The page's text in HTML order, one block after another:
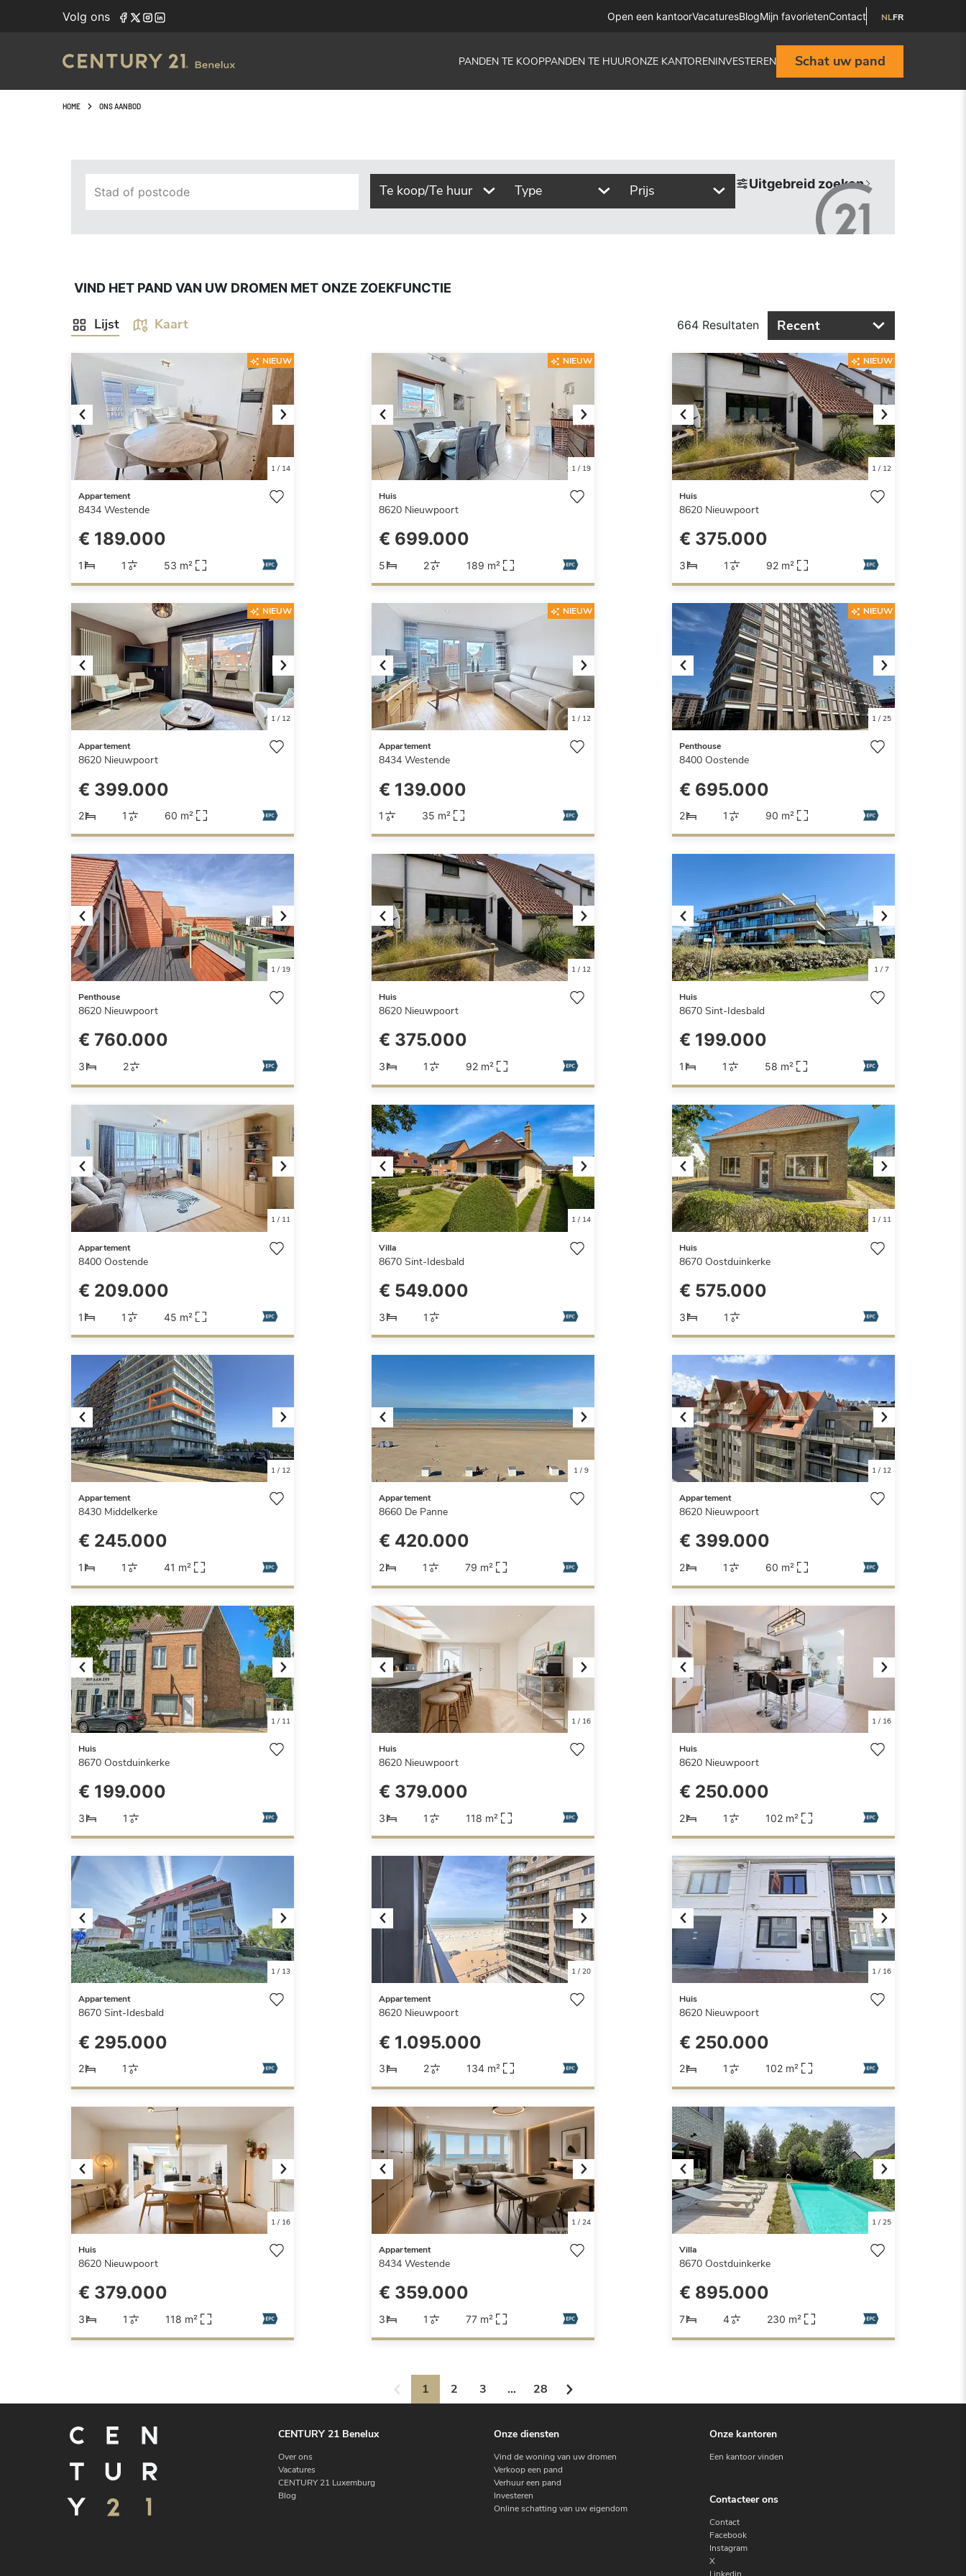
Volg ons Open een kantoorVacaturesBlogMijn favorietenContact NLFR
PANDEN TE KOOPPANDEN TE HUURONZE KANTORENINVESTEREN Schat uw pand
HOME ONS AANBOD
Stad of postcode Te koop/Te huur Type Prijs Uitgebreid zoeken
VIND HET PAND VAN UW DROMEN MET ONZE ZOEKFUNCTIE
Lijst Kaart 664 Resultaten Recent
Previous Next
1/ 14
NIEUW
Appartement
8434 Westende
€ 189.000
1 1 53 m²
Previous Next
1/ 19
NIEUW
Huis
8620 Nieuwpoort
€ 699.000
5 2 189 m²
Previous Next
1/ 12
NIEUW
Huis
8620 Nieuwpoort
€ 375.000
3 1 92 m²
Previous Next
1/ 12
NIEUW
Appartement
8620 Nieuwpoort
€ 399.000
2 1 60 m²
Previous Next
1/ 12
NIEUW
Appartement
8434 Westende
€ 139.000
1 35 m²
Previous Next
1/ 25
NIEUW
Penthouse
8400 Oostende
€ 695.000
2 1 90 m²
Previous Next
1/ 19
Penthouse
8620 Nieuwpoort
€ 760.000
3 2
Previous Next
1/ 12
Huis
8620 Nieuwpoort
€ 375.000
3 1 92 m²
Previous Next
1/ 7
Huis
8670 Sint-Idesbald
€ 199.000
1 1 58 m²
Previous Next
1/ 11
Appartement
8400 Oostende
€ 209.000
1 1 45 m²
Previous Next
1/ 14
Villa
8670 Sint-Idesbald
€ 549.000
3 1
Previous Next
1/ 11
Huis
8670 Oostduinkerke
€ 575.000
3 1
Previous Next
1/ 12
Appartement
8430 Middelkerke
€ 245.000
1 1 41 m²
Previous Next
1/ 9
Appartement
8660 De Panne
€ 420.000
2 1 79 m²
Previous Next
1/ 12
Appartement
8620 Nieuwpoort
€ 399.000
2 1 60 m²
Previous Next
1/ 11
Huis
8670 Oostduinkerke
€ 199.000
3 1
Previous Next
1/ 16
Huis
8620 Nieuwpoort
€ 379.000
3 1 118 m²
Previous Next
1/ 16
Huis
8620 Nieuwpoort
€ 250.000
2 1 102 m²
Previous Next
1/ 13
Appartement
8670 Sint-Idesbald
€ 295.000
2 1
Previous Next
1/ 20
Appartement
8620 Nieuwpoort
€ 1.095.000
3 2 134 m²
Previous Next
1/ 16
Huis
8620 Nieuwpoort
€ 250.000
2 1 102 m²
Previous Next
1/ 16
Huis
8620 Nieuwpoort
€ 379.000
3 1 118 m²
Previous Next
1/ 24
Appartement
8434 Westende
€ 359.000
3 1 77 m²
Previous Next
1/ 25
Villa
8670 Oostduinkerke
€ 895.000
7 4 230 m²
1 2 3 ... 28
CENTURY 21 Benelux
Over ons
Vacatures
CENTURY 21 Luxemburg
Blog
Onze diensten
Vind de woning van uw dromen
Verkoop een pand
Verhuur een pand
Investeren
Online schatting van uw eigendom
Onze kantoren
Een kantoor vinden
Contacteer ons
Contact
Facebook
Instagram
X
Navigated to Vind het pand van uw dromen met onze zoekfunctie